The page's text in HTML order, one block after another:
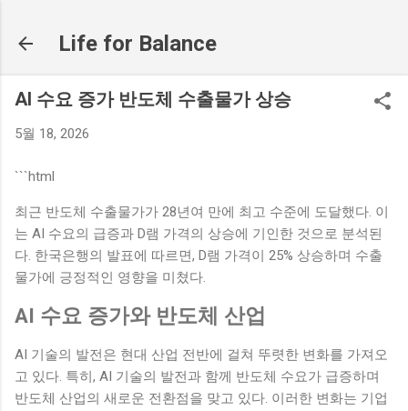
Life for Balance
AI 수요 증가 반도체 수출물가 상승
5월 18, 2026
```html
최근 반도체 수출물가가 28년여 만에 최고 수준에 도달했다. 이
는 AI 수요의 급증과 D램 가격의 상승에 기인한 것으로 분석된
다. 한국은행의 발표에 따르면, D램 가격이 25% 상승하며 수출
물가에 긍정적인 영향을 미쳤다.
AI 수요 증가와 반도체 산업
AI 기술의 발전은 현대 산업 전반에 걸쳐 뚜렷한 변화를 가져오
고 있다. 특히, AI 기술의 발전과 함께 반도체 수요가 급증하며
반도체 산업의 새로운 전환점을 맞고 있다. 이러한 변화는 기업